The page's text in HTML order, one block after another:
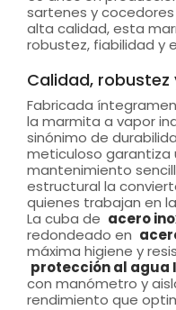
sartenes y
alta calidad, esta
robustez, fiabilidad y
Calidad, robustez
Fabricada
la marmita a vapor
sinónimo de
meticuloso garantiza
mantenimiento
estructural la
quienes trabajan en
La cuba de acero
redondeado en
máxima higiene y
protección al agua
con manómetro y
rendimiento que